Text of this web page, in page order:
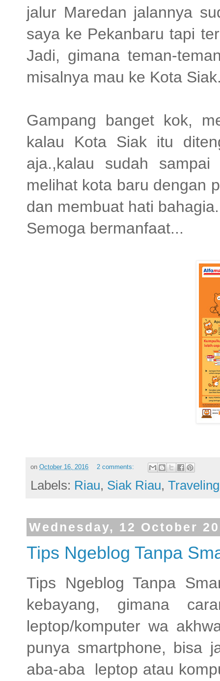
jalur Maredan jalannya
saya ke Pekanbaru tapi
Jadi, gimana teman-
misalnya mau ke Kota
Gampang banget kok,
kalau Kota Siak itu
aja.,kalau sudah
melihat kota baru dengan
dan membuat hati bahagia.
Semoga bermanfaat...
on October 16, 2016 2 comments:
Labels: Riau, Siak Riau, Traveling
Wednesday, 12 October
Tips Ngeblog Tanpa
Tips Ngeblog Tanpa
kebayang, gimana
leptop/komputer wa
punya smartphone, bisa
aba-aba leptop atau